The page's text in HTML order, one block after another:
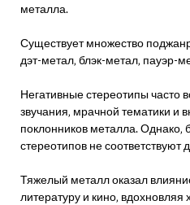
металла.
Существует множество
дэт-метал‚ блэк-метал‚ пауэр-
Негативные стереотипы часто
звучания‚ мрачной тематики и
поклонников металла. Однако‚
стереотипов не соответствуют
Тяжелый металл оказал
литературу и кино‚ вдохновляя